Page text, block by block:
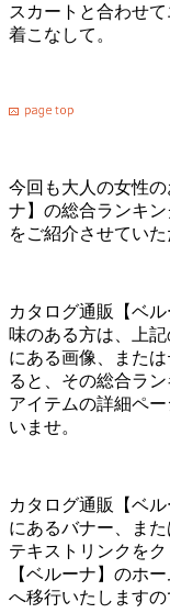
スカートと合わせ
着こなして。
今回も大人の女性
ナ】の総合ランキ
をご紹介させていた
カタログ通販【ベ
味のある方は、上記
にある画像、また
ると、その総合ラ
アイテムの詳細ペ
いませ。
カタログ通販【ベ
にあるバナー、また
テキストリンクを
【ベルーナ】のホ
へ移行いたしますの